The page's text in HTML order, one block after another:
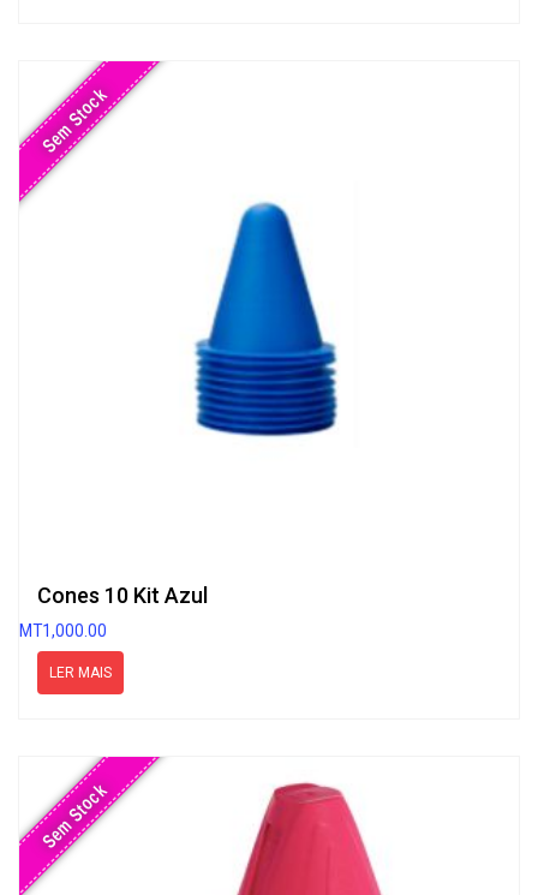
Sem Stock
Cones 10 Kit Azul
MT1,000.00
LER MAIS
Sem Stock